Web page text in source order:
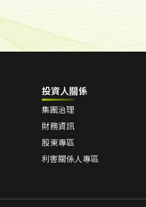
投資人關係
集團治理
財務資訊
股東專區
利害關係人專區